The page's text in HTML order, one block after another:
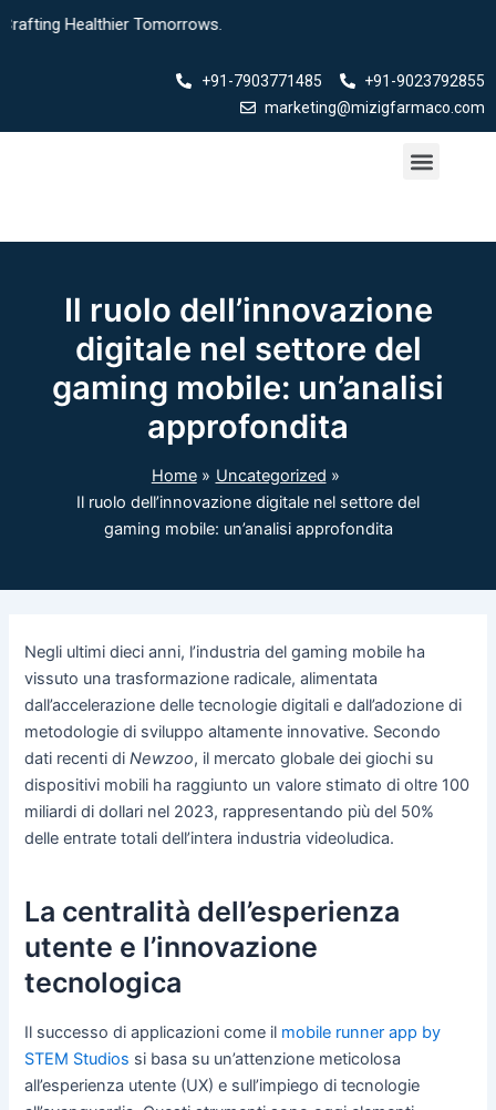
Healthier Tomorrows.
+91-7903771485
+91-9023792855
marketing@mizigfarmaco.com
Menu
Il ruolo dell’innovazione
digitale nel settore del
gaming mobile: un’analisi
approfondita
Home
Uncategorized
Il ruolo dell’innovazione digitale nel settore del
gaming mobile: un’analisi approfondita
Negli ultimi dieci anni, l’industria del gaming mobile ha
vissuto una trasformazione radicale, alimentata
dall’accelerazione delle tecnologie digitali e dall’adozione di
metodologie di sviluppo altamente innovative. Secondo
dati recenti diNewzoo, il mercato globale dei giochi su
dispositivi mobili ha raggiunto un valore stimato di oltre 100
miliardi di dollari nel 2023, rappresentando più del 50%
delle entrate totali dell’intera industria videoludica.
La centralità dell’esperienza
utente e l’innovazione
tecnologica
Il successo di applicazioni come il mobile runner app by
STEM Studios si basa su un’attenzione meticolosa
all’esperienza utente (UX) e sull’impiego di tecnologie